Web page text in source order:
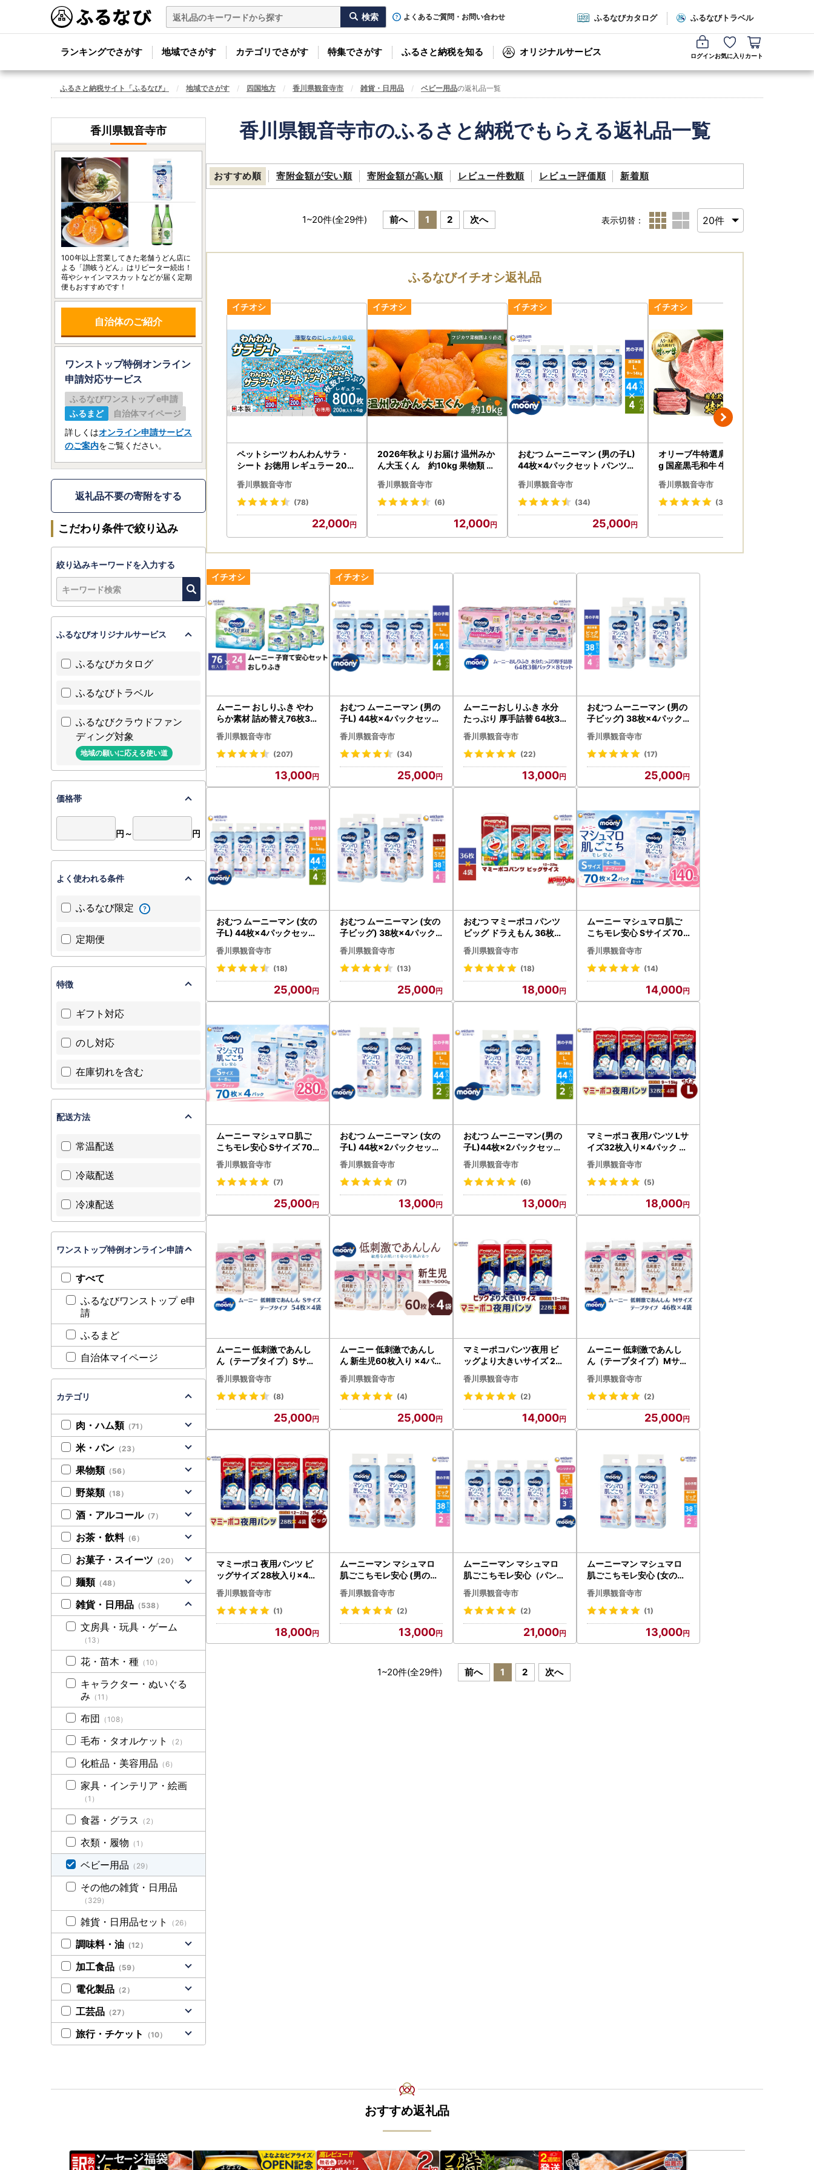
よくあるご質問・お問い合わせ ふるなびカタログ ふるなびトラベル
ランキングでさがす 地域でさがす カテゴリでさがす 特集でさがす ふるさと納税を知る オリジナルサービス ログインお気に入り カート
ふるさと納税サイト「ふるなび」 地域でさがす 四国地方 香川県観音寺市 雑貨・日用品 ベビー用品の返礼品一覧
香川県観音寺市のふるさと納税でもらえる返礼品一覧
おすすめ順 寄附金額が安い順 寄附金額が高い順 レビュー件数順 レビュー評価順 新着順
1~20件(全29件) 前へ 1 2 次へ 表示切替：
ふるなびイチオシ返礼品
ペットシーツ わんわんサラ・
シート お徳用 レギュラー 200
ちゃん 日本製 雑貨 トイレ 日用
品 防災 防災グッズ
香川県観音寺市
(78)
22,000
2026年秋よりお届け 温州みか
ん大玉くん 約10kg 果物類 柑
もの
香川県観音寺市
(6)
12,000
おむつ ムーニーマン (男の子L)
44枚×4パックセット パンツタ
ャーム
香川県観音寺市
(34)
25,000
オリーブ牛特選肩スライス400
g 国産黒毛和牛 牛肉 焼肉 お肉
香川県観音寺市
(3)
ムーニー おしりふき やわ
らか素材 詰め替え76枚3個
パック×8個セット ベビー
赤ちゃん ユニ・チャーム
香川県観音寺市
(207)
13,000
おむつ ムーニーマン (男の
子L) 44枚×4パックセット
パンツタイプ ベビー 赤ち
ゃん ユニ・チャーム
香川県観音寺市
(34)
25,000
ムーニーおしりふき 水分
たっぷり 厚手詰替 64枚3
個パック×8セット 赤ちゃ
ん用品 ベビー用品 ユニ・
チャーム
香川県観音寺市
(22)
13,000
おむつ ムーニーマン (男の
子ビッグ) 38枚×4パック
セット パンツタイプ ベビ
ー 赤ちゃん ユニ・チャー
ム
香川県観音寺市
(17)
25,000
おむつ ムーニーマン (女の
子L) 44枚×4パックセット
パンツタイプ ベビー 赤ち
ゃん ユニ・チャーム
香川県観音寺市
(18)
25,000
おむつ ムーニーマン (女の
子ビッグ) 38枚×4パック
セット パンツタイプ ベビ
ー 赤ちゃん ユニ・チャー
ム
香川県観音寺市
(13)
25,000
おむつ マミーポコ パンツ
ビッグ ドラえもん 36枚×4
（144枚） ベビー 赤ちゃ
ん ユニ・チャーム
香川県観音寺市
(18)
18,000
ムーニー マシュマロ肌ご
こちモレ安心 Sサイズ 70
枚×2パックセット おむつ
テープタイプ ベビー 赤ち
ゃん ユニ・チャーム
香川県観音寺市
(14)
14,000
ムーニー マシュマロ肌ご
こちモレ安心 Sサイズ 70
枚×4袋セット 4～8kg ユ
ニ・チャーム おむつ 紙お
むつ
香川県観音寺市
(7)
25,000
おむつ ムーニーマン (女の
子L) 44枚×2パックセット
パンツタイプ ベビー 赤ち
ゃん ユニ・チャーム
香川県観音寺市
(7)
13,000
おむつ ムーニーマン(男の
子L)44枚×2パックセット
(パンツタイプ）ユニ・チ
ャーム おむつ ベビー 赤ち
ゃん
香川県観音寺市
(6)
13,000
マミーポコ 夜用パンツ Lサ
イズ32枚入り×4パック お
むつ ユニ・チャーム フィ
ット すきまモレ安心
香川県観音寺市
(5)
18,000
ムーニー 低刺激であんし
ん（テープタイプ）Sサイ
ズ 54枚入り×4パック ユニ
・チャーム おむつ 赤ちゃ
ん用品 ベビー用品
香川県観音寺市
(8)
25,000
ムーニー 低刺激であんし
ん 新生児60枚入り ×4パッ
ク お誕生～5000g ユニ
・チャーム おむつ 赤ち
ゃん用品 ベビー用品
香川県観音寺市
(4)
25,000
マミーポコパンツ夜用 ビ
ッグより大きいサイズ 22
枚入り×3パック おむつ ユ
ニ・チャーム フィット す
きまモレ安心
香川県観音寺市
(2)
14,000
ムーニー 低刺激であんし
ん（テープタイプ）Mサイ
ズ 46枚入り×4パック ユニ
・チャーム おむつ 赤ちゃ
ん用品 ベビー用品
香川県観音寺市
(2)
25,000
マミーポコ 夜用パンツ ビ
ッグサイズ 28枚入り×4パ
ック おむつ ユニ・チャー
ム フィット すきまモレ安
心
香川県観音寺市
(1)
18,000
ムーニーマン マシュマロ
肌ごこちモレ安心 (男の子
ビッグ) 38枚×2パックセ
ット パンツタイプ ベビー
おむつ ユニ・チャーム
香川県観音寺市
(2)
13,000
ムーニーマン マシュマロ
肌ごこちモレ安心（パンツ
タイプ）女の子ビック大 2
6枚入り×3パック ユニ・
チャーム おむつ ハイウエ
スト
香川県観音寺市
(2)
21,000
ムーニーマン マシュマロ
肌ごこちモレ安心 (女の子
ビッグ) 38枚×2パックセ
ット パンツタイプ ベビー
おむつ ユニ・チャーム
香川県観音寺市
(1)
13,000
1~20件(全29件) 前へ 1 2 次へ
香川県観音寺市
100年以上営業してきた老舗うどん店に
よる「讃岐うどん」はリピーター続出！
苺やシャインマスカットなどが届く定期
便もおすすめです！
自治体のご紹介
ワンストップ特例オンライン
申請対応サービス
ふるなびワンストップ e申請
ふるまど
自治体マイページ
詳しくはオンライン申請サービス
のご案内をご覧ください。
返礼品不要の寄附をする
こだわり条件で絞り込み
絞り込みキーワードを入力する
ふるなびオリジナルサービス
ふるなびカタログ
ふるなびトラベル
ふるなびクラウドファン
ディング対象
地域の願いに応える使い道
価格帯
円～ 円
よく使われる条件
ふるなび限定
定期便
特徴
ギフト対応
のし対応
在庫切れを含む
配送方法
常温配送
冷蔵配送
冷凍配送
ワンストップ特例オンライン申請
すべて
ふるなびワンストップ e申
請
ふるまど
自治体マイページ
カテゴリ
肉・ハム類 （71）
米・パン （23）
果物類 （56）
野菜類 （18）
酒・アルコール（7）
お茶・飲料（6）
お菓子・スイーツ （20）
麺類 （48）
雑貨・日用品 （538）
文房具・玩具・ゲーム
（13）
花・苗木・種 （10）
キャラクター・ぬいぐる
み （11）
布団 （108）
毛布・タオルケット （2）
化粧品・美容用品 （6）
家具・インテリア・絵画
（1）
食器・グラス （2）
衣類・履物 （1）
ベビー用品 （29）
その他の雑貨・日用品
（329）
雑貨・日用品セット （26）
調味料・油 （12）
加工食品 （59）
電化製品 （2）
工芸品 （27）
旅行・チケット （10）
おすすめ返礼品